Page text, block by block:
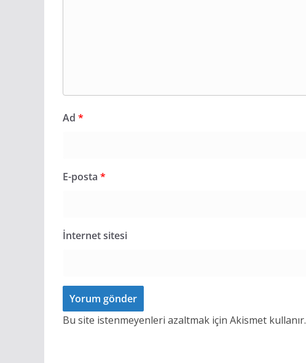
Ad *
E-posta *
İnternet sitesi
Bu site istenmeyenleri azaltmak için Akismet kullanır.